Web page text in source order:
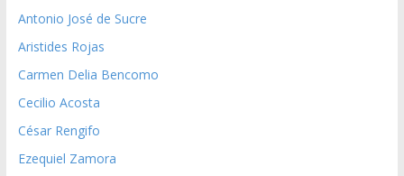
Antonio José de Sucre
Aristides Rojas
Carmen Delia Bencomo
Cecilio Acosta
César Rengifo
Ezequiel Zamora